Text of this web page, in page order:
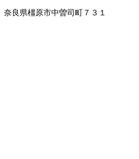
奈良県橿原市中曽司町７３１